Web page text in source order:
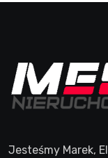
Jesteśmy Marek,